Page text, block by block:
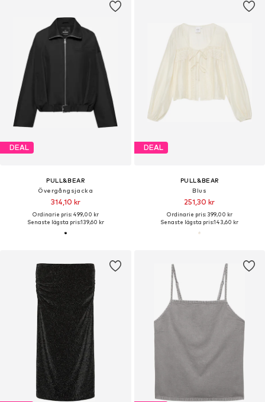
DEAL
PULL&BEAR
Övergångsjacka
314,10 kr
Ordinarie pris: 499,00 kr
Senaste lägsta pris:139,60 kr
DEAL
PULL&BEAR
Blus
251,30 kr
Ordinarie pris: 399,00 kr
Senaste lägsta pris:143,60 kr